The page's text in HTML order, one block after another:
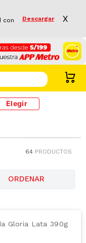
con
Descargar X
Elegir
64 PRODUCTOS
Gloria Lata 390g